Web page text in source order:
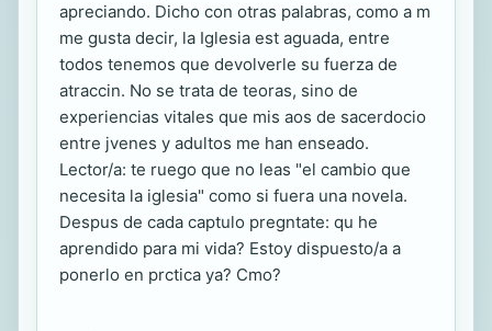
apreciando. Dicho con otras palabras, como a m
me gusta decir, la Iglesia est aguada, entre
todos tenemos que devolverle su fuerza de
atraccin. No se trata de teoras, sino de
experiencias vitales que mis aos de sacerdocio
entre jvenes y adultos me han enseado.
Lector/a: te ruego que no leas "el cambio que
necesita la iglesia" como si fuera una novela.
Despus de cada captulo pregntate: qu he
aprendido para mi vida? Estoy dispuesto/a a
ponerlo en prctica ya? Cmo?